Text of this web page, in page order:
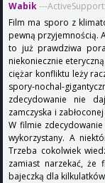
Wabik---
Film ma sporo z
pewną przyjemnością.
to już prawdziwa
niekoniecznie
ciężar konfliktu leży
spory-nochal-
zdecydowanie nie
zamczyska i
W filmie
wykorzystany. A
Trzeba cokolwiek
zamiast narzekać, że
bajeczką dla